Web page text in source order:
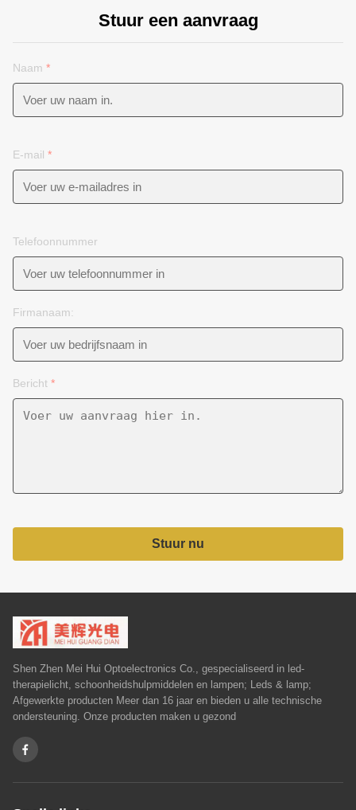
Stuur een aanvraag
Naam *
E-mail *
Telefoonnummer
Firmanaam:
Bericht *
Stuur nu
Shen Zhen Mei Hui Optoelectronics Co., gespecialiseerd in led-
therapielicht, schoonheidshulpmiddelen en lampen; Leds & lamp;
Afgewerkte producten Meer dan 16 jaar en bieden u alle technische
ondersteuning. Onze producten maken u gezond